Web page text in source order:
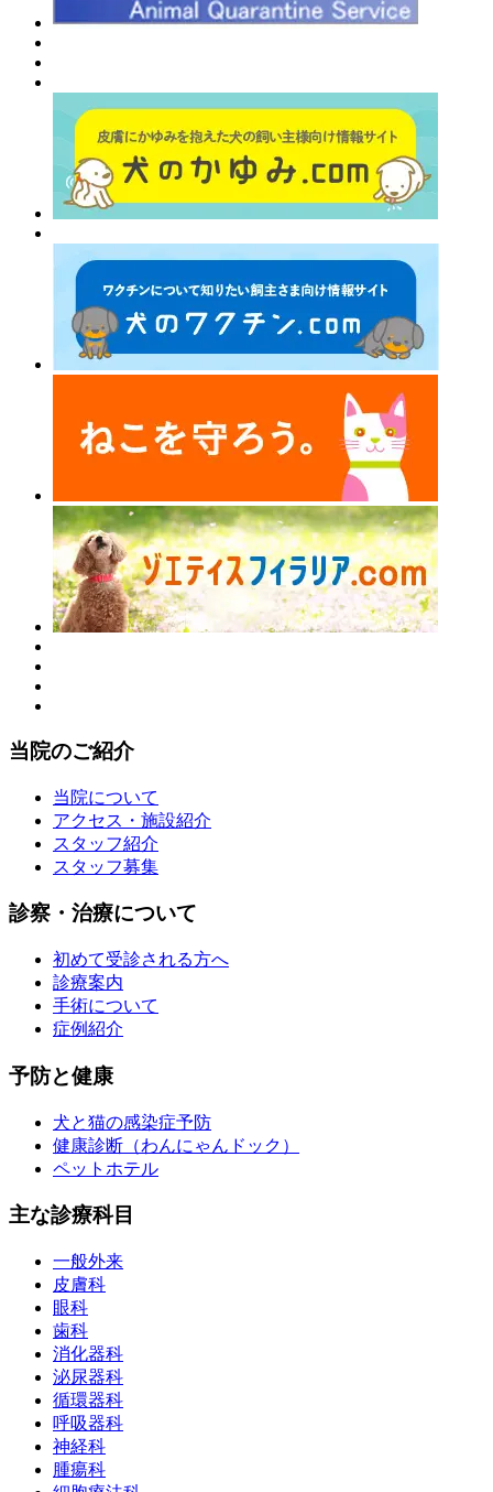
当院のご紹介
当院について
アクセス・施設紹介
スタッフ紹介
スタッフ募集
診察・治療について
初めて受診される方へ
診療案内
手術について
症例紹介
予防と健康
犬と猫の感染症予防
健康診断（わんにゃんドック）
ペットホテル
主な診療科目
一般外来
皮膚科
眼科
歯科
消化器科
泌尿器科
循環器科
呼吸器科
神経科
腫瘍科